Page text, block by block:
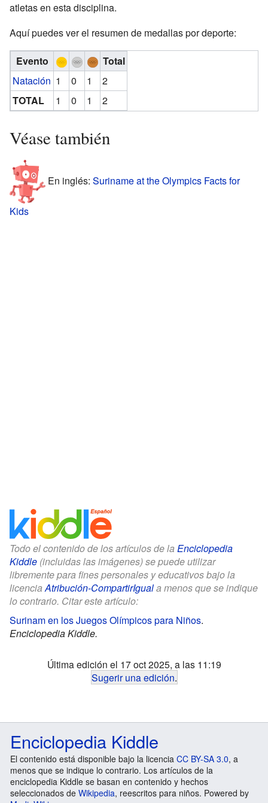
atletas en esta disciplina.
Aquí puedes ver el resumen de medallas por deporte:
Evento
Total
Natación 1 0 1
2
TOTAL
1 0 1 2
Véase también
En inglés: Suriname at the Olympics Facts for
Kids
Todo el contenido de los artículos de la Enciclopedia
Kiddle (incluidas las imágenes) se puede utilizar
libremente para fines personales y educativos bajo la
licenciaAtribución-CompartirIguala menos que se indique
lo contrario. Citar este artículo:
Surinam en los Juegos Olímpicos para Niños.
Enciclopedia Kiddle.
Última edición el 17 oct 2025, a las 11:19
Sugerir una edición.
Enciclopedia Kiddle
El contenido está disponible bajo la licencia CC BY-SA 3.0, a
menos que se indique lo contrario. Los artículos de la
enciclopedia Kiddle se basan en contenido y hechos
seleccionados de Wikipedia, reescritos para niños. Powered by